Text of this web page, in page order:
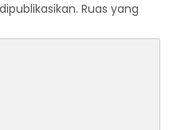
Ruas yang